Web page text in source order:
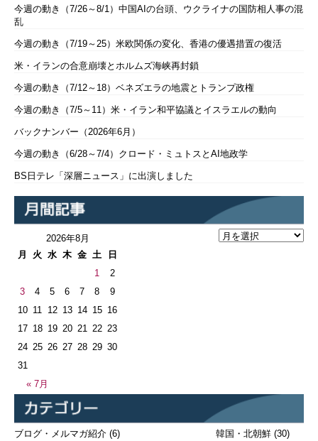
今週の動き（7/26～8/1）中国AIの台頭、ウクライナの国防相人事の混
乱
今週の動き（7/19～25）米欧関係の変化、香港の優遇措置の復活
米・イランの合意崩壊とホルムズ海峡再封鎖
今週の動き（7/12～18）ベネズエラの地震とトランプ政権
今週の動き（7/5～11）米・イラン和平協議とイスラエルの動向
バックナンバー（2026年6月）
今週の動き（6/28～7/4）クロード・ミュトスとAI地政学
BS日テレ「深層ニュース」に出演しました
2026年8月
月
火 水 木 金 土 日
« 7月
1
2
3
4 5 6 7 8
9
10 11 12 13 14 15 16
17 18 19 20 21 22 23
24 25 26 27 28 29 30
31
ブログ・メルマガ紹介 (6)
韓国・北朝鮮 (30)